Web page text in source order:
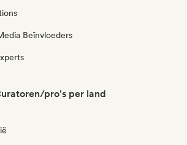
Beïnvloeders
pro's per land